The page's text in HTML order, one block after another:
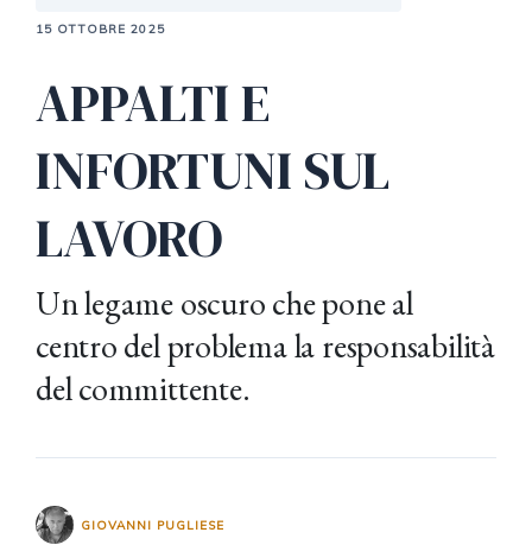
15 OTTOBRE 2025
APPALTI E
INFORTUNI SUL
LAVORO
Un legame oscuro che pone al
centro del problema la responsabilità
del committente.
GIOVANNI PUGLIESE